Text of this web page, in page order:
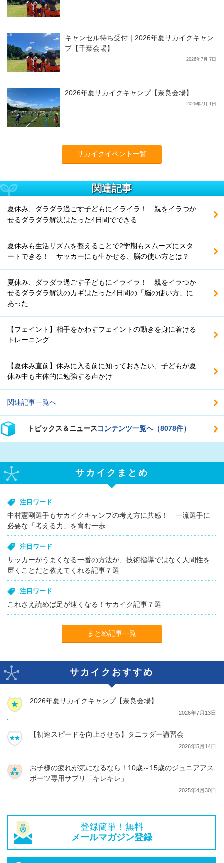
キャンセル待ち受付｜2026年夏サカイクキャン
プ【千葉会場】
2026年7月 7日
2026年夏サカイクキャンプ【奈良会場】
2026年7月 1日
サカイクイベント一覧
関連記事
夏休み、ダラダラ過ごす子どもにイライラ！ 親をイラつか
せるダラダラ解決はたった4日間でできる
夏休みも生活リズムを整えることで2学期もスムーズにスタ
ートできる！ サッカーにも生かせる、脳の使い方とは？
夏休み、ダラダラ過ごす子どもにイライラ！ 親をイラつか
せるダラダラ解決のカギはたった4日間の「脳の使い方」に
あった
【フェイント】相手をかわすフェイントの動きを身に着ける
トレーニング
【夏休み直前】休みに入る前に知っておきたい、子どもが夏
休み中も主体的に勉強する声かけ
関連記事一覧へ
トピックス＆ニュースコンテンツ一覧へ（8078件）
サカイクまとめ
注目ワード
中村憲剛選手もサカイクキャンプの考え方に共感！ 一流選手に
必要な「考える力」を育む一歩
注目ワード
サッカーがうまくなる一番の方法が、技術指導ではなく人間性を
磨くことだと教えてくれる記事７選
注目ワード
これさえ読めば足が速くなる！サカイク記事７選
まとめ記事一覧
サカイクおすすめ
2026年夏サカイクキャンプ【奈良会場】
2026年7月13日
【初速スピードを向上させる】タニラダー講習会
2026年5月14日
お子様の疲れが気になるなら！10歳～15歳のジュニアアス
ポーツ専用サプリ「キレキレ」
2025年4月30日
登録簡単！無料
メールマガジン登録